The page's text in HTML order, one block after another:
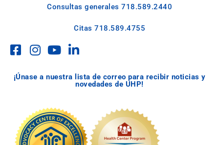
Consultas generales 718.589.2440
Citas 718.589.4755
¡Únase a nuestra lista de correo para recibir noticias y
novedades de UHP!